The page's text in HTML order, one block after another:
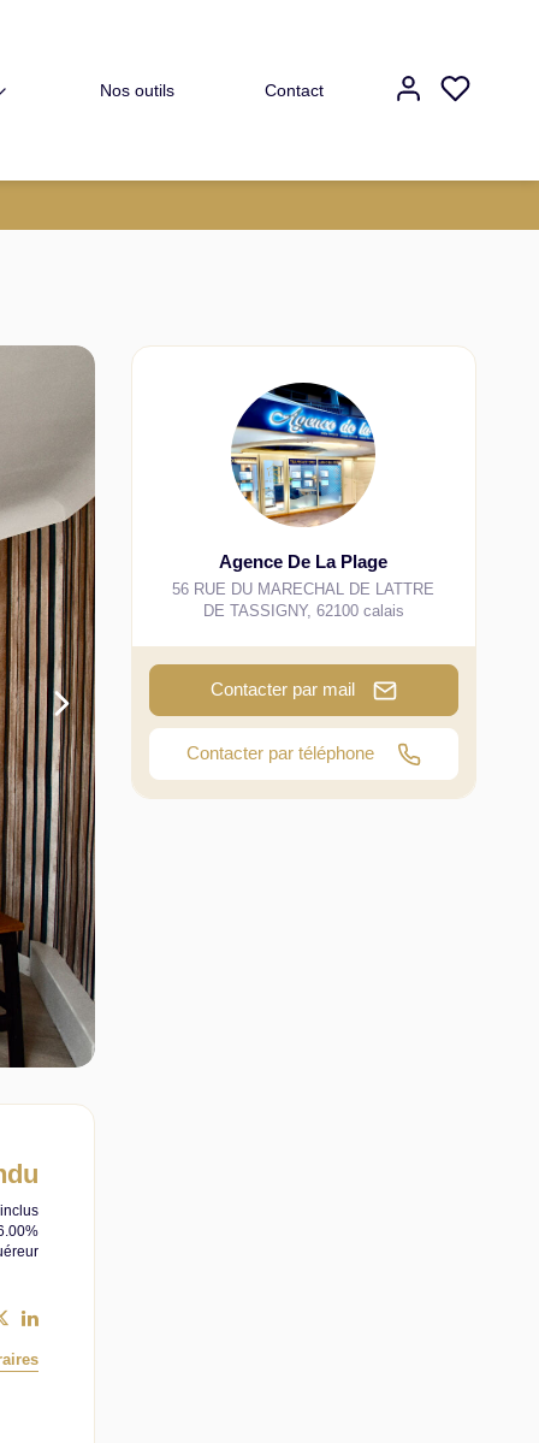
Nos outils Contact
Agence De La Plage
56 RUE DU MARECHAL DE LATTRE
DE TASSIGNY, 62100 calais
Contacter par mail
Contacter par téléphone